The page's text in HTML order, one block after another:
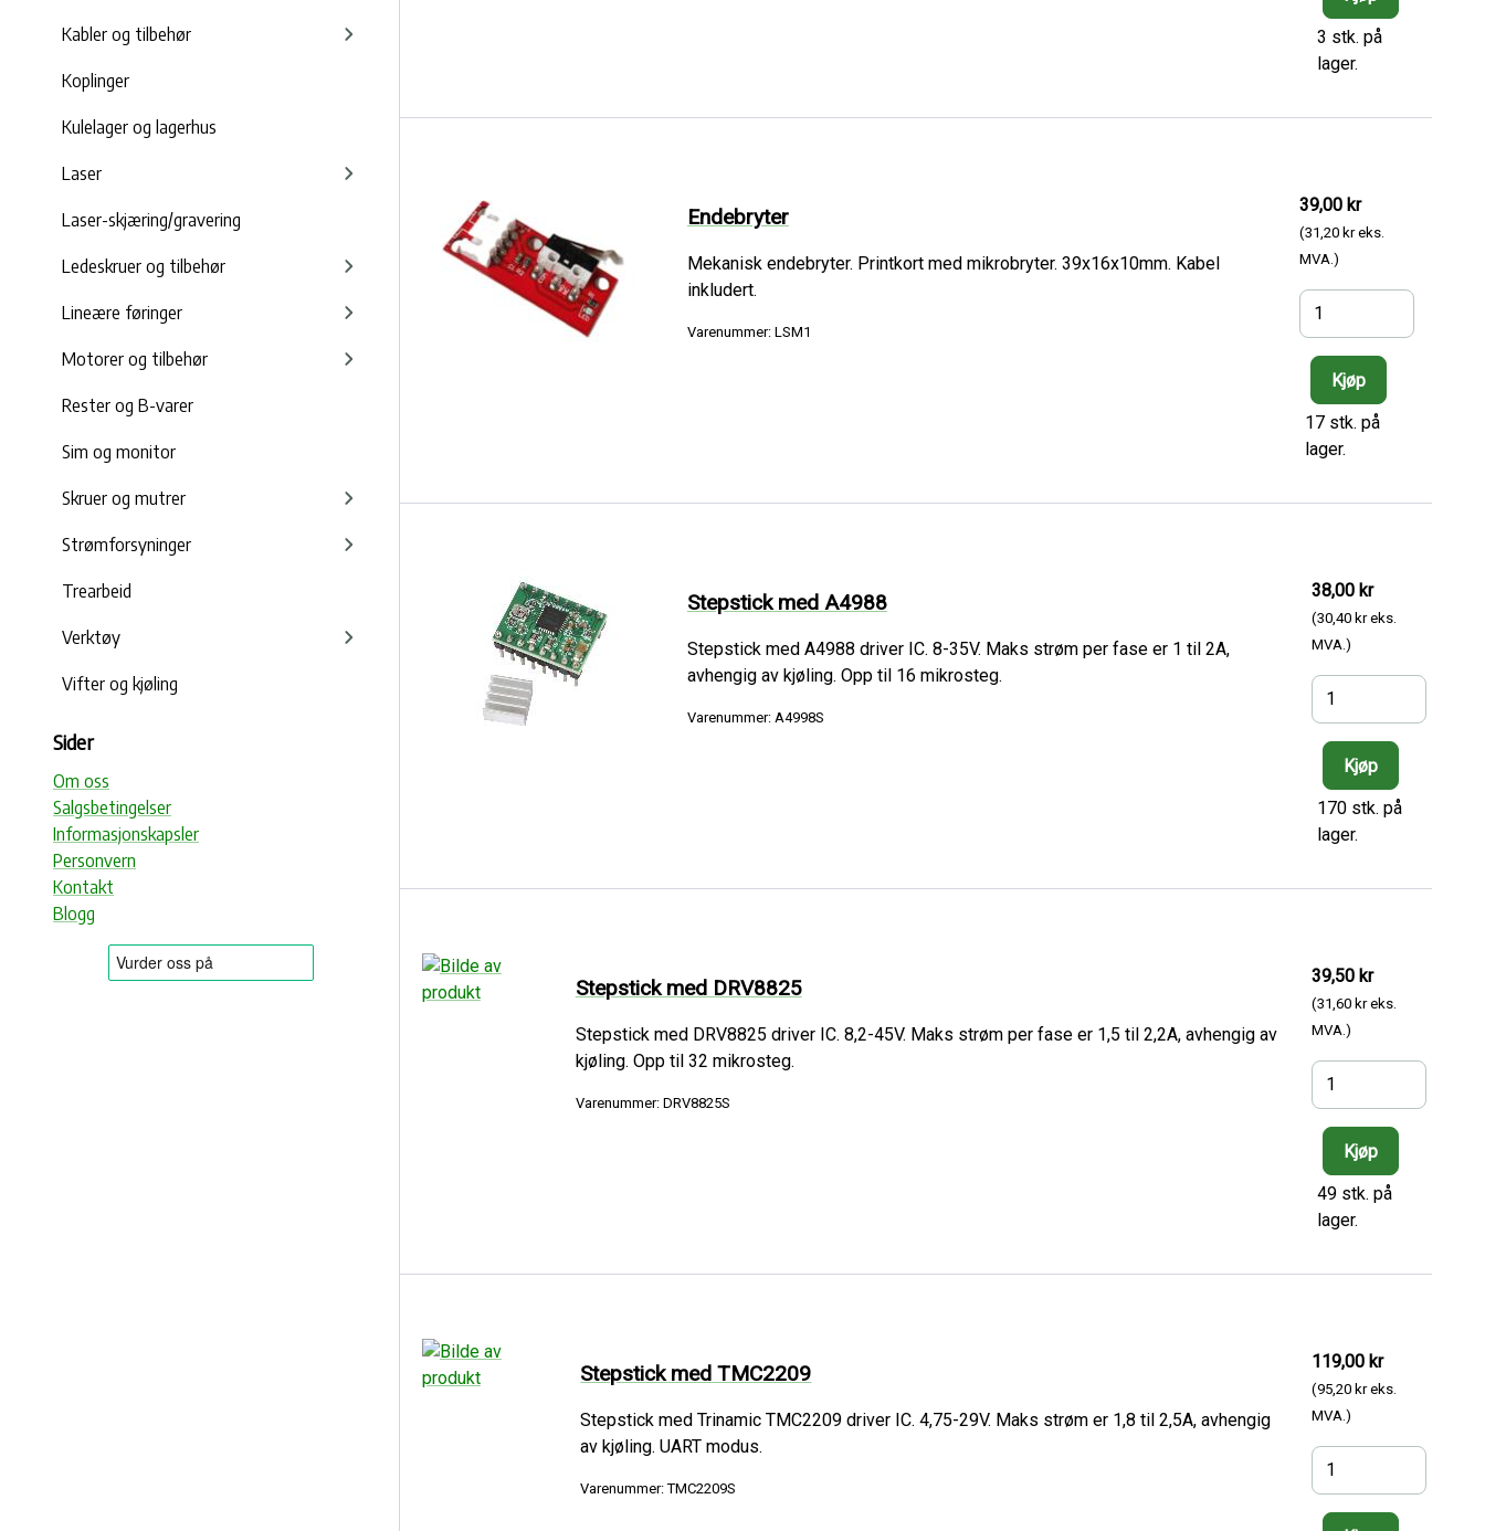
Kabler og tilbehør
Koplinger
Kulelager og lagerhus
Laser
Laser-skjæring/gravering
Ledeskruer og tilbehør
Lineære føringer
Motorer og tilbehør
Rester og B-varer
Sim og monitor
Skruer og mutrer
Strømforsyninger
Trearbeid
Verktøy
Vifter og kjøling
Sider
Om oss
Salgsbetingelser
Informasjonskapsler
Personvern
Kontakt
Blogg
3 stk. på
lager.
Endebryter
Mekanisk endebryter. Printkort med mikrobryter. 39x16x10mm. Kabel
inkludert.
Varenummer: LSM1
39,00 kr
(31,20 kr eks.
MVA.)
17 stk. på
lager.
Stepstick med A4988
Stepstick med A4988 driver IC. 8-35V. Maks strøm per fase er 1 til 2A,
avhengig av kjøling. Opp til 16 mikrosteg.
Varenummer: A4998S
38,00 kr
(30,40 kr eks.
MVA.)
170 stk. på
lager.
Stepstick med DRV8825
Stepstick med DRV8825 driver IC. 8,2-45V. Maks strøm per fase er 1,5 til 2,2A, avhengig av
kjøling. Opp til 32 mikrosteg.
Varenummer: DRV8825S
39,50 kr
(31,60 kr eks.
MVA.)
49 stk. på
lager.
Stepstick med TMC2209
Stepstick med Trinamic TMC2209 driver IC. 4,75-29V. Maks strøm er 1,8 til 2,5A, avhengig
av kjøling. UART modus.
Varenummer: TMC2209S
119,00 kr
(95,20 kr eks.
MVA.)